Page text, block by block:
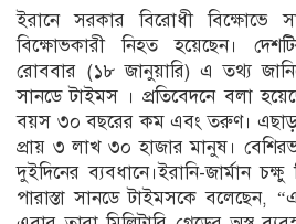
ইরানে সরকার বিরোধী বিক্ষোভে
বিক্ষোভকারী নিহত হয়েছেন।
রোববার (১৮ জানুয়ারি) এ তথ্য
সানডে টাইমস । প্রতিবেদনে বলা
বয়স ৩০ বছরের কম এবং তরুণ।
প্রায় ৩ লাখ ৩০ হাজার মানুষ।
দুইদিনের ব্যবধানে।ইরানি-জার্মান
পারাস্তা সানডে টাইমসকে বলেছেন,